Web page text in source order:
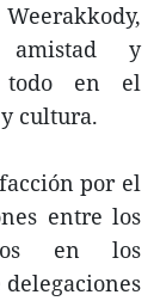
amistad y
todo en el
cultura.
por el
entre los
en los